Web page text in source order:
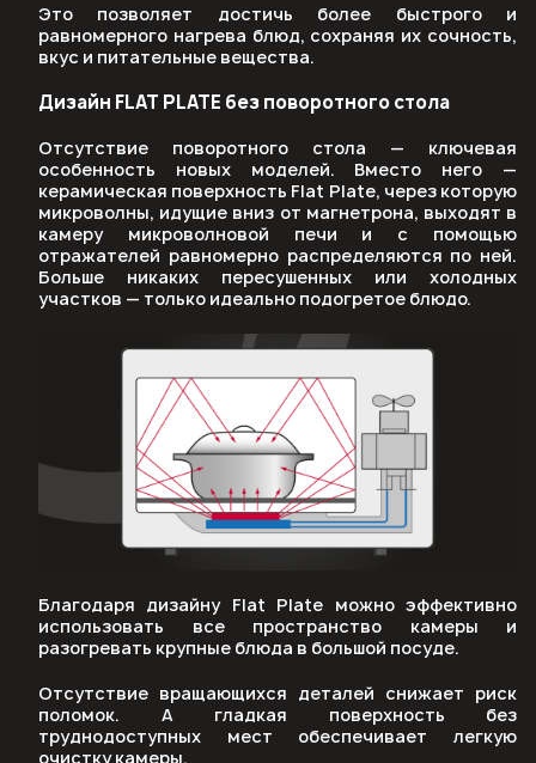
Это позволяет достичь более быстрого и
равномерного нагрева блюд, сохраняя их сочность,
вкус и питательные вещества.
Дизайн FLAT PLATE без поворотного стола
Отсутствие поворотного стола — ключевая
особенность новых моделей. Вместо него —
керамическая поверхность Flat Plate, через которую
микроволны, идущие вниз от магнетрона, выходят в
камеру микроволновой печи и с помощью
отражателей равномерно распределяются по ней.
Больше никаких пересушенных или холодных
участков — только идеально подогретое блюдо.
Благодаря дизайну Flat Plate можно эффективно
использовать все пространство камеры и
разогревать крупные блюда в большой посуде.
Отсутствие вращающихся деталей снижает риск
поломок. А гладкая поверхность без
труднодоступных мест обеспечивает легкую
очистку камеры.